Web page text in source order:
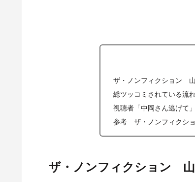
ザ・ノンフィクション
総ツッコミされている流
視聴者「中岡さん逃げて
参考 ザ・ノンフィクシ
ザ・ノンフィクション